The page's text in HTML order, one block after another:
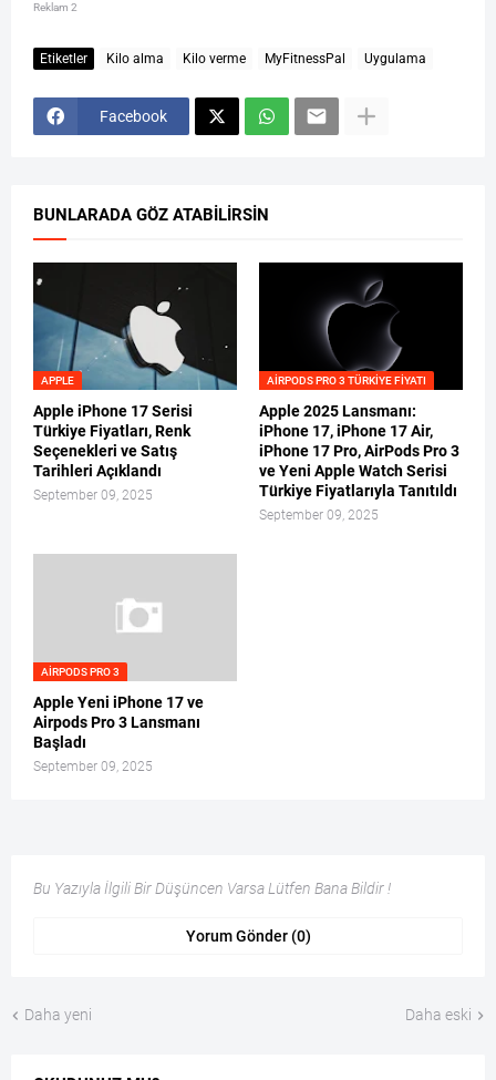
Reklam 2
Etiketler Kilo alma Kilo verme MyFitnessPal Uygulama
Facebook
BUNLARADA GÖZ ATABILIRSIN
APPLE
Apple iPhone 17 Serisi
Türkiye Fiyatları, Renk
Seçenekleri ve Satış
Tarihleri Açıklandı
September 09, 2025
AIRPODS PRO 3 TÜRKIYE FIYATI
Apple 2025 Lansmanı:
iPhone 17, iPhone 17 Air,
iPhone 17 Pro, AirPods Pro 3
ve Yeni Apple Watch Serisi
Türkiye Fiyatlarıyla Tanıtıldı
September 09, 2025
AIRPODS PRO 3
Apple Yeni iPhone 17 ve
Airpods Pro 3 Lansmanı
Başladı
September 09, 2025
Bu Yazıyla İlgili Bir Düşüncen Varsa Lütfen Bana Bildir !
Yorum Gönder (0)
Daha yeni Daha eski